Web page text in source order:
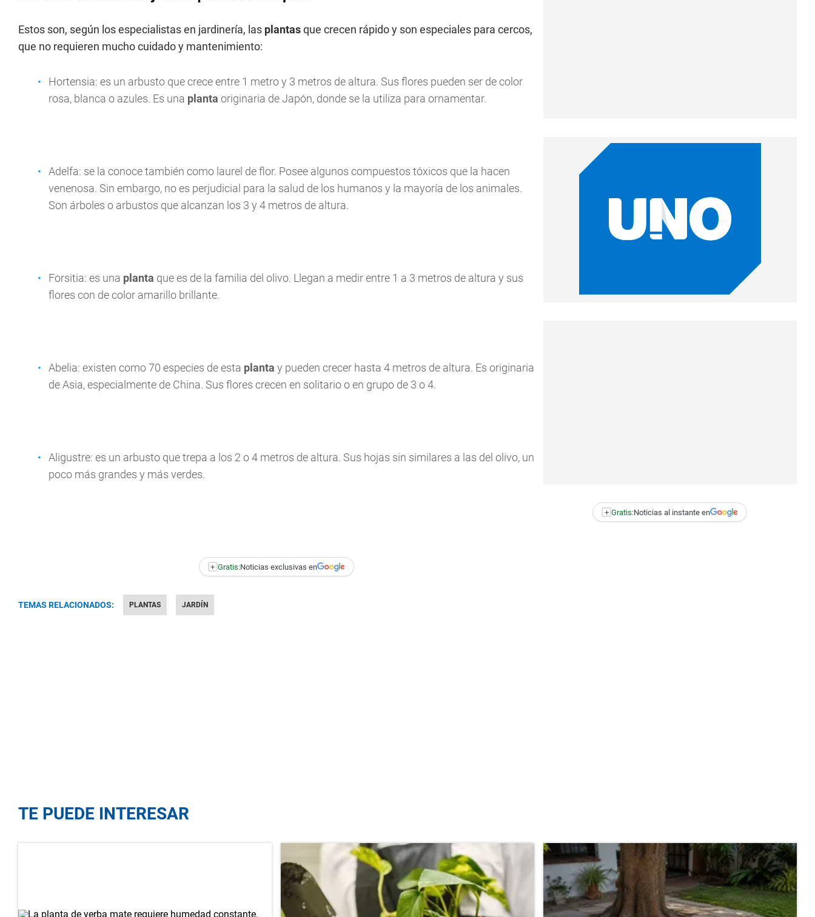
Estos son, según los especialistas en jardinería, las plantasque crecen rápido y son especiales para cercos,
que no requieren mucho cuidado y mantenimiento:
Hortensia: es un arbusto que crece entre 1 metro y 3 metros de altura. Sus flores pueden ser de color
rosa, blanca o azules. Es una planta originaria de Japón, donde se la utiliza para ornamentar.
Adelfa: se la conoce también como laurel de flor. Posee algunos compuestos tóxicos que la hacen
venenosa. Sin embargo, no es perjudicial para la salud de los humanos y la mayoría de los animales.
Son árboles o arbustos que alcanzan los 3 y 4 metros de altura.
Forsitia: es una planta que es de la familia del olivo. Llegan a medir entre 1 a 3 metros de altura y sus
flores con de color amarillo brillante.
Abelia: existen como 70 especies de esta planta y pueden crecer hasta 4 metros de altura. Es originaria
de Asia, especialmente de China. Sus flores crecen en solitario o en grupo de 3 o 4.
Aligustre: es un arbusto que trepa a los 2 o 4 metros de altura. Sus hojas sin similares a las del olivo, un
poco más grandes y más verdes.
+ Gratis:Noticias exclusivas en
TEMAS RELACIONADOS: PLANTAS JARDÍN
+ Gratis:Noticias al instante en
TE PUEDE INTERESAR